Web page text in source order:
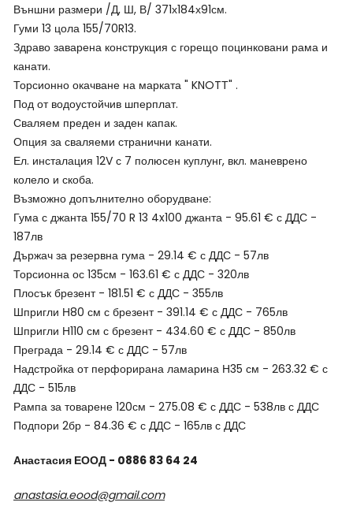
Външни размери /Д, Ш, В/ 371х184х91см.
Гуми 13 цола 155/70R13.
Здраво заварена конструкция с горещо поцинковани рама и
канати.
Торсионно окачване на марката " KNOTТ" .
Под от водоустойчив шперплат.
Сваляем преден и заден капак.
Опция за сваляеми странични канати.
Ел. инсталация 12V с 7 полюсен куплунг, вкл. маневрено
колело и скоба.
Възможно допълнително оборудване:
Гума с джанта 155/70 R 13 4x100 джанта - 95.61 € с ДДС -
187лв
Държач за резервна гума - 29.14 € с ДДС - 57лв
Торсионна ос 135см - 163.61 € с ДДС - 320лв
Плосък брезент - 181.51 € с ДДС - 355лв
Шпригли Н80 см с брезент - 391.14 € с ДДС - 765лв
Шпригли Н110 см с брезент - 434.60 € с ДДС - 850лв
Преграда - 29.14 € с ДДС - 57лв
Надстройка от перфорирана ламарина Н35 см - 263.32 € с
ДДС - 515лв
Рампа за товарене 120см - 275.08 € с ДДС - 538лв с ДДС
Подпори 2бр - 84.36 € с ДДС - 165лв с ДДС
Анастасия ЕООД - 0886 83 64 24
anastasia.eood@gmail.com